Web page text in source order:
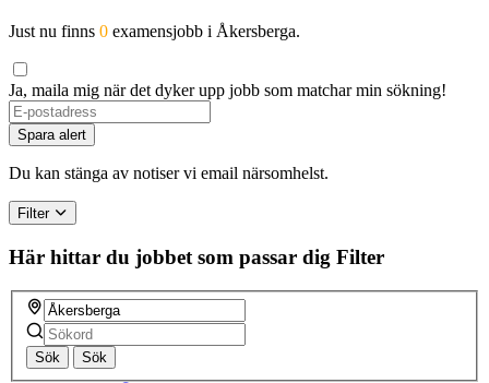
Just nu finns 0 examensjobb i Åkersberga.
Ja, maila mig när det dyker upp jobb som matchar min sökning!
If
you
are
a
ignore
this
field
Spara alert
Du kan stänga av notiser vi email närsomhelst.
Filter
Här hittar du jobbet som passar dig Filter
Sök Sök